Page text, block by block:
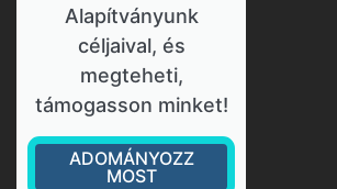
Alapítványunk
céljaival, és
megteheti,
támogasson minket!
ADOMÁNYOZZ
MOST